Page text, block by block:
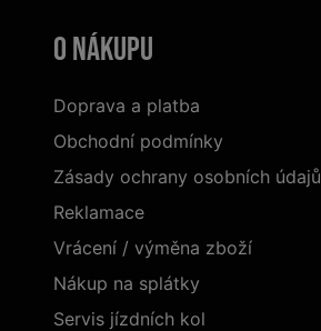
O nákupu
Doprava a platba
Obchodní podmínky
Zásady ochrany osobních údajů
Reklamace
Vrácení / výměna zboží
Nákup na splátky
Servis jízdních kol